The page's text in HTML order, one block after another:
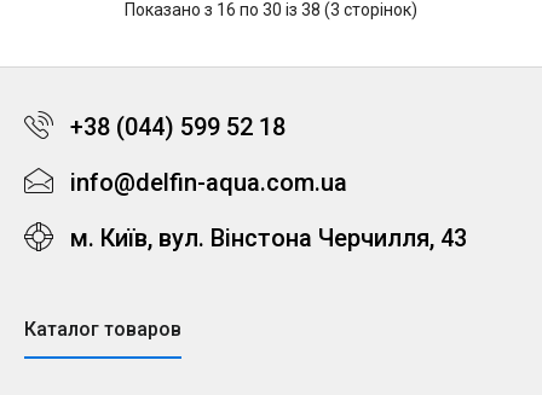
Показано з 16 по 30 із 38 (3 сторінок)
+38 (044) 599 52 18
info@delfin-aqua.com.ua
м. Київ, вул. Вінстона Черчилля, 43
Каталог товаров